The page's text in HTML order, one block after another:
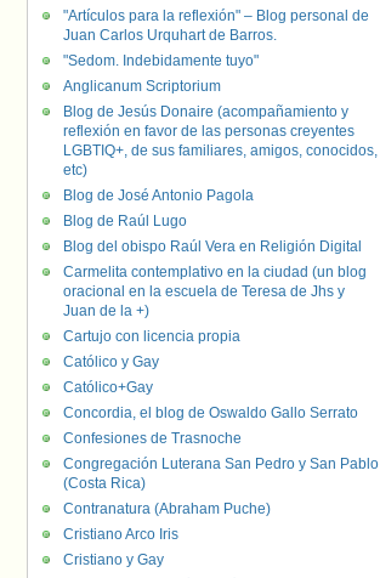
"Artículos para la reflexión" – Blog personal de
Juan Carlos Urquhart de Barros.
"Sedom. Indebidamente tuyo"
Anglicanum Scriptorium
Blog de Jesús Donaire (acompañamiento y
reflexión en favor de las personas creyentes
LGBTIQ+, de sus familiares, amigos, conocidos,
etc)
Blog de José Antonio Pagola
Blog de Raúl Lugo
Blog del obispo Raúl Vera en Religión Digital
Carmelita contemplativo en la ciudad (un blog
oracional en la escuela de Teresa de Jhs y
Juan de la +)
Cartujo con licencia propia
Católico y Gay
Católico+Gay
Concordia, el blog de Oswaldo Gallo Serrato
Confesiones de Trasnoche
Congregación Luterana San Pedro y San Pablo
(Costa Rica)
Contranatura (Abraham Puche)
Cristiano Arco Iris
Cristiano y Gay